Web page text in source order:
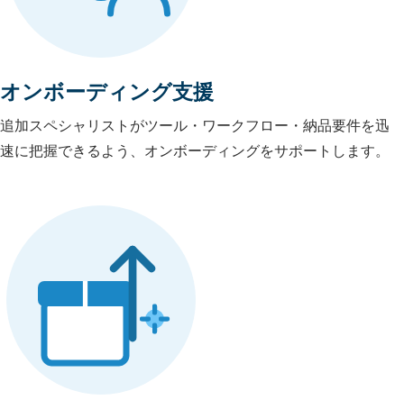
オンボーディング支援
追加スペシャリストがツール・ワークフロー・納品要件を迅
速に把握できるよう、オンボーディングをサポートします。